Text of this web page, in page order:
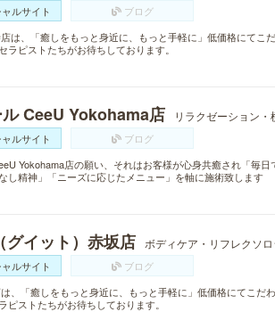
ルサイト
ブログ
は、「癒しをもっと身近に、もっと手軽に」低価格にてこ
ラピストたちがお待ちしております。
CeeU Yokohama店 リラクゼーション・
ルサイト
ブログ
Yokohama店の願い、それはお客様が心身共癒され「毎
し精神」「ニーズに応じたメニュー」を軸に施術致します
イット）赤坂店 ボディケア・リフレクソ
ルサイト
ブログ
、「癒しをもっと身近に、もっと手軽に」低価格にてこだ
ピストたちがお待ちしております。